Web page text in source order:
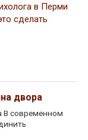
в Перми
сделать
двора
В современном